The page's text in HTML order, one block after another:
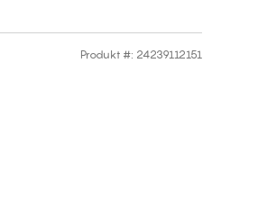
Produkt #: 24239112151